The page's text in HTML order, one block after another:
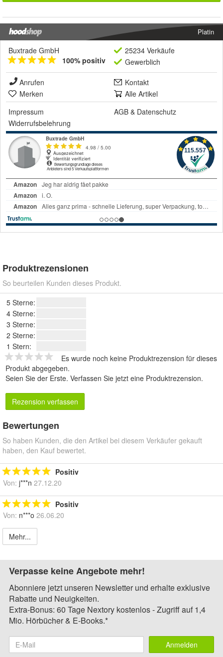
Platin
Buxtrade GmbH
100% positiv
25234 Verkäufe
Gewerblich
Anrufen
Kontakt
Merken
Alle Artikel
Impressum
AGB & Datenschutz
Widerrufsbelehrung
Produktrezensionen
So beurteilen Kunden dieses Produkt.
5 Sterne:
4 Sterne:
3 Sterne:
2 Sterne:
1 Stern:
Es wurde noch keine Produktrezension für dieses
Produkt abgegeben.
Seien Sie der Erste. Verfassen Sie jetzt eine Produktrezension.
Rezension verfassen
Bewertungen
So haben Kunden, die den Artikel bei diesem Verkäufer gekauft
haben, den Kauf bewertet.
Positiv
Von: j***n 27.12.20
Positiv
Von: n***o 26.06.20
Mehr...
Verpasse keine Angebote mehr!
Abonniere jetzt unseren Newsletter und erhalte exklusive
Rabatte und Neuigkeiten.
Extra-Bonus: 60 Tage Nextory kostenlos - Zugriff auf 1,4
Mio. Hörbücher & E-Books.*
Anmelden